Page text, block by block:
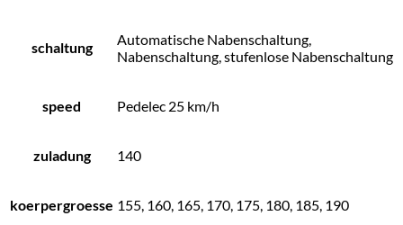
schaltung
Automatische Nabenschaltung,
Nabenschaltung, stufenlose Nabenschaltung
speed Pedelec 25 km/h
zuladung 140
koerpergroesse 155, 160, 165, 170, 175, 180, 185, 190